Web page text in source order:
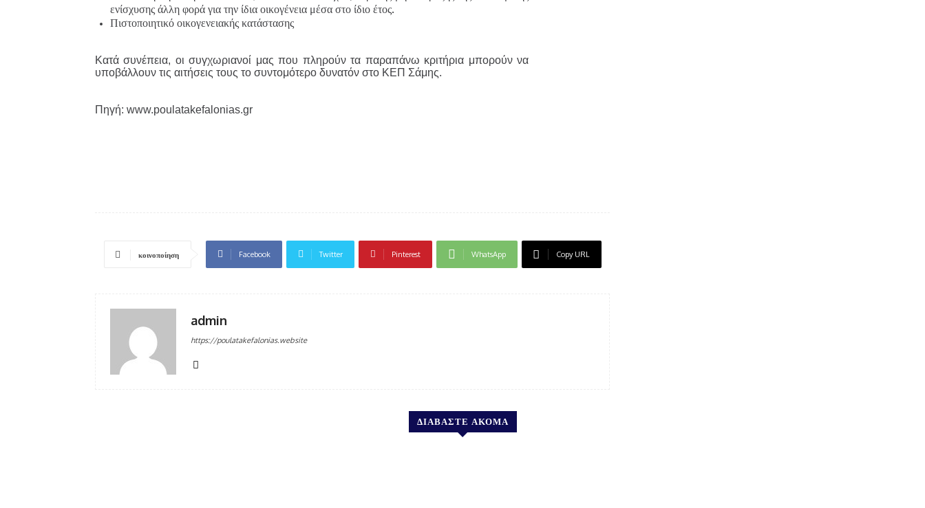
ενίσχυσης άλλη φορά για την ίδια οικογένεια μέσα στο ίδιο έτος.
Πιστοποιητικό οικογενειακής κατάστασης
Κατά συνέπεια, οι συγχωριανοί μας που πληρούν τα παραπάνω κριτήρια μπορούν να
υποβάλλουν τις αιτήσεις τους το συντομότερο δυνατόν στο ΚΕΠ Σάμης.
Πηγή: www.poulatakefalonias.gr
κοινοποίηση Facebook Twitter Pinterest WhatsApp Copy URL
admin
https://poulatakefalonias.website
ΔΙΑΒΑΣΤΕ ΑΚΟΜΑ